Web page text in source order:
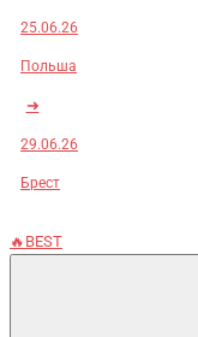
25.06.26
Польша
➜
29.06.26
Брест
🔥BEST